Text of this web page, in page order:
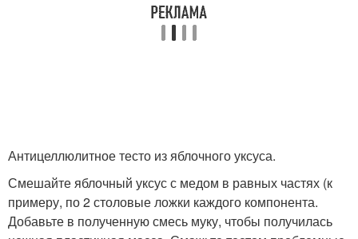
Антицеллюлитное тесто из яблочного уксуса.
Смешайте яблочный уксус с медом в равных частях (к
примеру, по 2 столовые ложки каждого компонента.
Добавьте в полученную смесь муку, чтобы получилась